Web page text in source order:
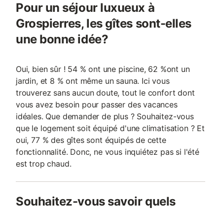
Pour un séjour luxueux à
Grospierres, les gîtes sont-elles
une bonne idée?
Oui, bien sûr ! 54 % ont une piscine, 62 %ont un
jardin, et 8 % ont même un sauna. Ici vous
trouverez sans aucun doute, tout le confort dont
vous avez besoin pour passer des vacances
idéales. Que demander de plus ? Souhaitez-vous
que le logement soit équipé d'une climatisation ? Et
oui, 77 % des gîtes sont équipés de cette
fonctionnalité. Donc, ne vous inquiétez pas si l'été
est trop chaud.
Souhaitez-vous savoir quels